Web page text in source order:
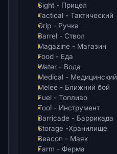
Sight - Прицел
Tactical - Тактический
Grip - Ручка
Barrel - Ствол
Magazine - Магазин
Food - Еда
Water - Вода
Medical - Медицинский
Melee - Ближний бой
Fuel - Топливо
Tool - Инструмент
Barricade - Баррикада
Storage -Хранилище
Beacon - Маяк
Farm - Ферма